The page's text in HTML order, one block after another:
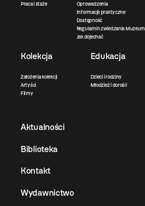
Praca i staże
Oprowadzenia
Informacje praktyczne
Dostępność
Regulamin zwiedzania Muzeum
Jak dojechać
Kolekcja
Założenia kolekcji
Artyści
Filmy
Edukacja
Dzieci i rodziny
Młodzież i dorośli
Aktualności
Biblioteka
Kontakt
Wydawnictwo